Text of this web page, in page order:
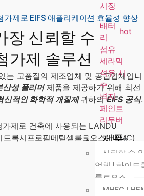
시장
배터
리
hot
섬유
세라믹
석유 시
추
벽지
페인트
리무버
제품
신뢰할 수
업체 | 하이드
룰로오스
MHEC |
가제로 EIFS 애플리케이션 효율성 향상
장 신뢰할 수
가제 솔루션
는 고품질의 제조업체 및 공급업체입니
산성 폴리머 제품을 제공하기 위해 최선
신적인 화학적 개질제귀하의EIFS 공식.